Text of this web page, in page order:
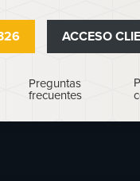
ACCESO
Preguntas
frecuentes